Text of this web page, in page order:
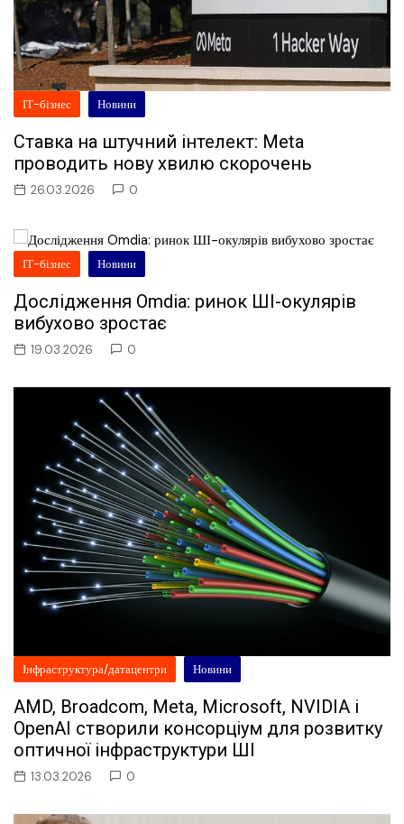
ІТ-бізнес Новини
Ставка на штучний інтелект: Meta
проводить нову хвилю скорочень
26.03.2026 0
ІТ-бізнес Новини
Дослідження Omdia: ринок ШІ-окулярів
вибухово зростає
19.03.2026 0
Інфраструктура/датацентри Новини
AMD, Broadcom, Meta, Microsoft, NVIDIA і
OpenAI створили консорціум для розвитку
оптичної інфраструктури ШІ
13.03.2026 0